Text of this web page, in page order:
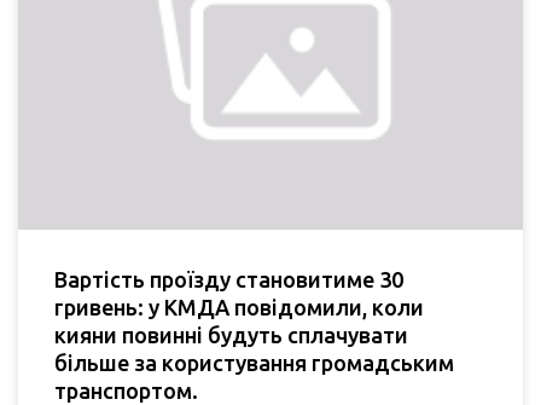
Вартість проїзду становитиме 30
гривень: у КМДА повідомили, коли
кияни повинні будуть сплачувати
більше за користування громадським
транспортом.